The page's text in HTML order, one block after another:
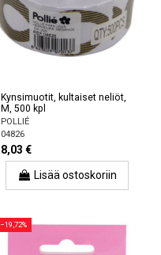
Kynsimuotit, kultaiset neliöt,
M, 500 kpl
POLLIÉ
04826
8,03 €
Lisää ostoskoriin
−19,72%